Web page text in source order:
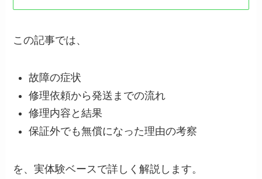
この記事では、
故障の症状
修理依頼から発送までの流れ
修理内容と結果
保証外でも無償になった理由の考察
を、実体験ベースで詳しく解説します。